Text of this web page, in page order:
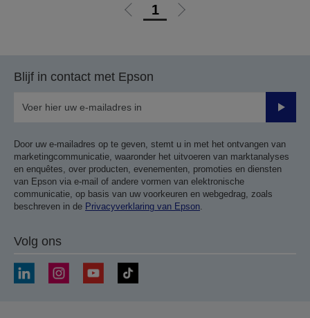
Ga
1
Ga
Blijf in contact met Epson
Door uw e-mailadres op te geven, stemt u in met het ontvangen van
marketingcommunicatie, waaronder het uitvoeren van marktanalyses
en enquêtes, over producten, evenementen, promoties en diensten
van Epson via e-mail of andere vormen van elektronische
communicatie, op basis van uw voorkeuren en webgedrag, zoals
beschreven in de Privacyverklaring van Epson.
Volg ons